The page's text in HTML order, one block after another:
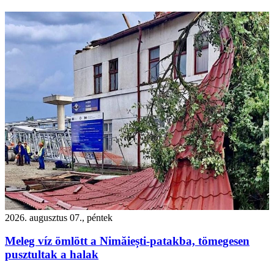
2026. augusztus 07., péntek
Meleg víz ömlött a Nimăiești-patakba, tömegesen
pusztultak a halak